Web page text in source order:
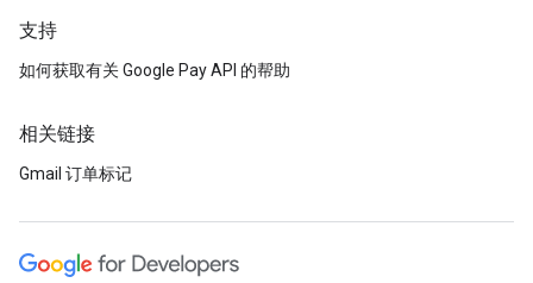
支持
如何获取有关 Google Pay API 的帮助
相关链接
Gmail 订单标记